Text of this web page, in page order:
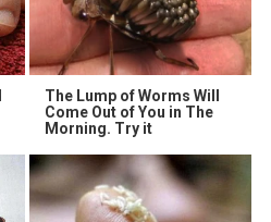
The Lump of Worms Will
Come Out of You in The
Morning. Try it